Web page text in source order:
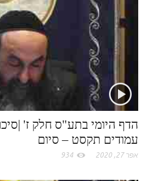
o
עמודים תקסט – סיום
אפר 27, 2020 934